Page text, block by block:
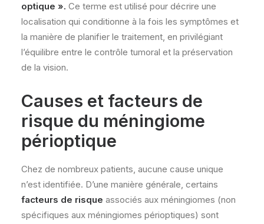
optique ». Ce terme est utilisé pour décrire une
localisation qui conditionne à la fois les symptômes et
la manière de planifier le traitement, en privilégiant
l’équilibre entre le contrôle tumoral et la préservation
de la vision.
Causes et facteurs de
risque du méningiome
périoptique
Chez de nombreux patients, aucune cause unique
n’est identifiée. D’une manière générale, certains
facteurs de risque associés aux méningiomes (non
spécifiques aux méningiomes périoptiques) sont